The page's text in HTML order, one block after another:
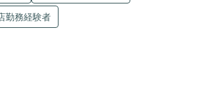
勤務経験者